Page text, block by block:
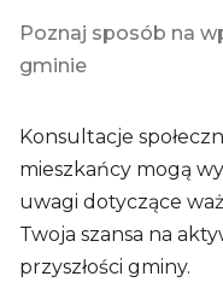
Poznaj sposób na
gminie
Konsultacje
mieszkańcy mogą
uwagi dotyczące
Twoja szansa na
przyszłości gminy.